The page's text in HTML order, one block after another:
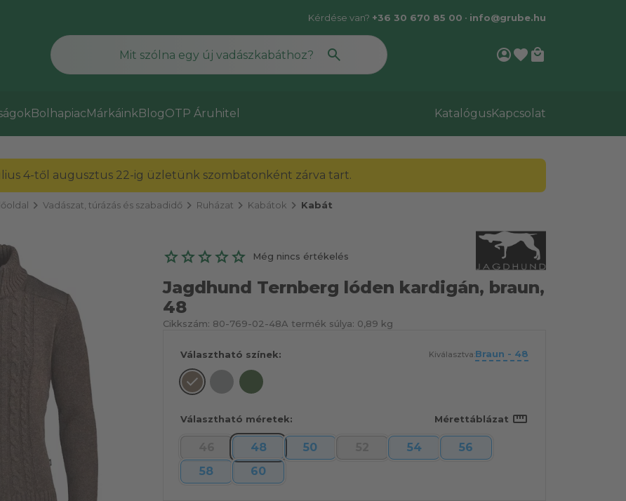
Kérdése van? +36 30 670 85 00 • info@grube.hu
account_circlefavorite local_mall
BolhapiacMárkáinkBlogOTP Áruhitel KatalógusKapcsolat
4-től augusztus 22-ig üzletünk szombatonként zárva tart.
chevron_right Vadászat, túrázás és szabadidőchevron_right Ruházat chevron_right Kabátok chevron_right Kabát
Még nincs értékelés
Jagdhund Ternberg lóden kardigán, braun,
48
Cikkszám: 80-769-02-48A termék súlya: 0,89 kg
Választható színek: Kiválasztva:Braun - 48
Választható méretek: Mérettáblázat straighten
48 50 54
56
58
60